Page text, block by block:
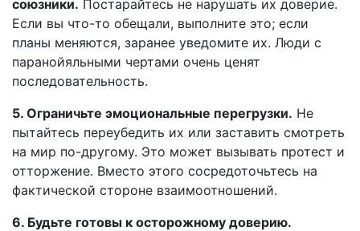
союзники. Постарайтесь не нарушать их доверие.
Если вы что-то обещали, выполните это; если
планы меняются, заранее уведомите их. Люди с
паранойяльными чертами очень ценят
последовательность.
5. Ограничьте эмоциональные перегрузки. Не
пытайтесь переубедить их или заставить смотреть
на мир по-другому. Это может вызывать протест и
отторжение. Вместо этого сосредоточьтесь на
фактической стороне взаимоотношений.
6. Будьте готовы к осторожному доверию.